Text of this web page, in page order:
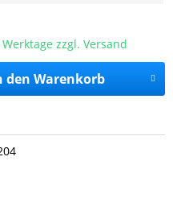
zzgl. Versand
den Warenkorb